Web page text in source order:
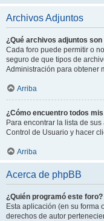
Archivos Adjuntos
¿Qué archivos adjuntos
Cada foro puede permitir o
seguro de que tipos de
Administración para obtener
Arriba
¿Cómo encuentro todos
Para encontrar la lista de
Control de Usuario y hacer
Arriba
Acerca de phpBB
¿Quién programó este foro?
Esta aplicación (en su forma
derechos de autor